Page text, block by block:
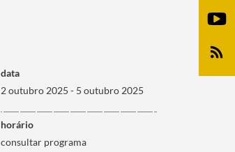
data
2 outubro 2025 - 5 outubro 2025
horário
consultar programa